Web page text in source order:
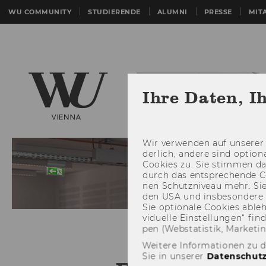
WU COMMUNITY STUDIERENDE ALUMNI PRESSE
Ihre Daten,
Wir ver­wen­den auf
der­lich, an­de­re sind
Coo­kies zu. Sie stim­men
durch das ent­spre­chen­de
nen Schutz­ni­veau mehr.
den USA und
Sie op­tio­na­le Coo­kies
vi­du­el­le Ein­stel­lun­gen“
pen (Web­sta­tis­tik,
Weitere Informationen zu
Sie in unserer